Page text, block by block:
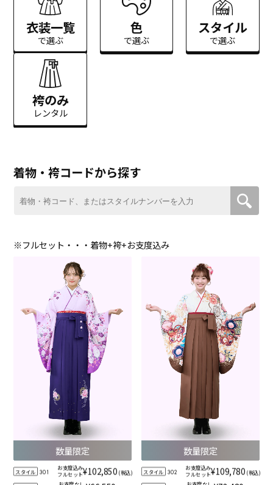
衣装一覧
で選ぶ
色
で選ぶ
スタイル
で選ぶ
袴のみ
レンタル
着物・袴コードから探す
※フルセット・・・着物+袴+お支度込み
数量限定
スタイル 301
お支度込み
フルセット¥102,850 (税込)
数量限定
スタイル 302
お支度込み
フルセット¥109,780 (税込)